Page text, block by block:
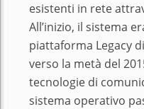
esistenti in rete
All’inizio, il sistema
piattaforma Legacy
verso la metà del
tecnologie di
sistema operativo